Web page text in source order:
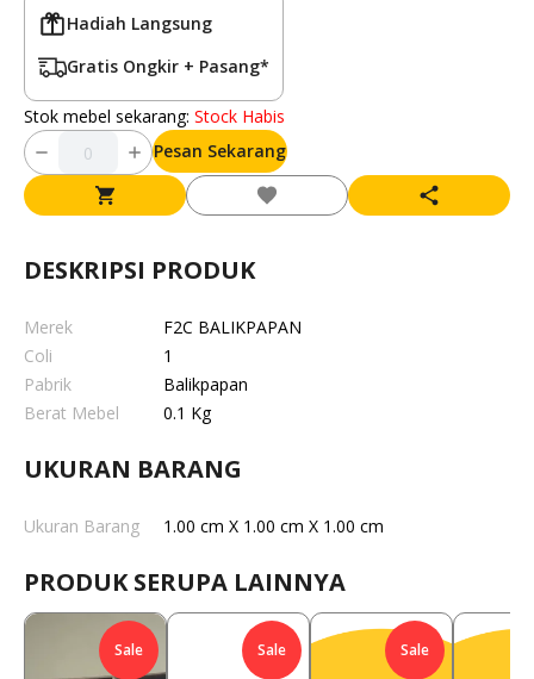
Hadiah Langsung
Gratis Ongkir + Pasang*
Stok mebel sekarang: Stock Habis
Pesan Sekarang
DESKRIPSI PRODUK
Merek
F2C BALIKPAPAN
Coli
1
Pabrik
Balikpapan
Berat Mebel
0.1 Kg
UKURAN BARANG
Ukuran Barang 1.00 cm X 1.00 cm X 1.00 cm
PRODUK SERUPA LAINNYA
Sale Sale Sale